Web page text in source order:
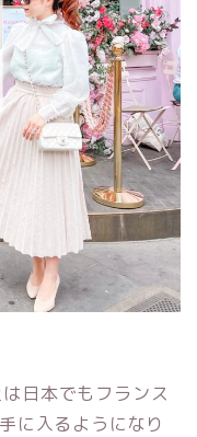
日本でもフランス
に入るようになり